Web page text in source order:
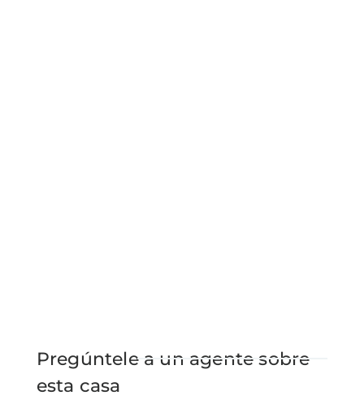
Pregúntele a un agente sobre
esta casa